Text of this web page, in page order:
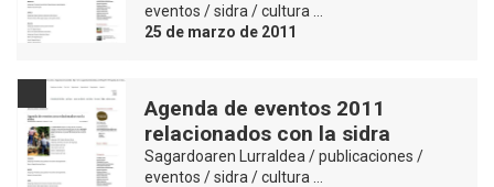
eventos / sidra / cultura …
25 de marzo de 2011
Agenda de eventos 2011
relacionados con la sidra
Sagardoaren Lurraldea / publicaciones /
eventos / sidra / cultura …